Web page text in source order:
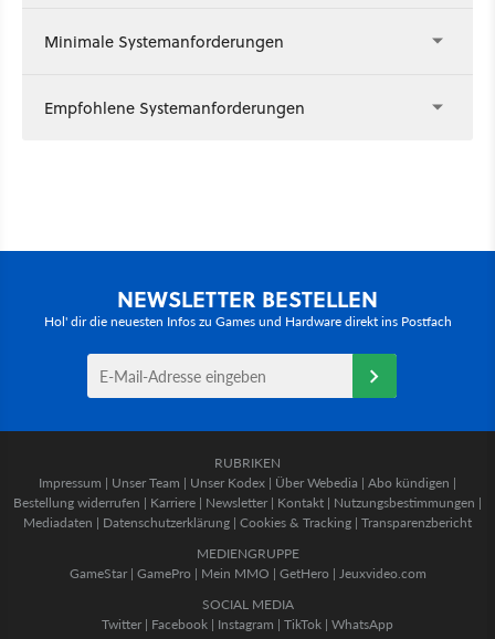
Minimale Systemanforderungen
Empfohlene Systemanforderungen
NEWSLETTER BESTELLEN
Hol' dir die neuesten Infos zu Games und Hardware direkt ins Postfach
RUBRIKEN
Impressum | Unser Team | Unser Kodex | Über Webedia | Abo kündigen |
Bestellung widerrufen | Karriere | Newsletter | Kontakt | Nutzungsbestimmungen |
Mediadaten | Datenschutzerklärung | Cookies & Tracking | Transparenzbericht
MEDIENGRUPPE
GameStar| GamePro | Mein MMO | GetHero | Jeuxvideo.com
SOCIAL MEDIA
Twitter | Facebook | Instagram | TikTok | WhatsApp